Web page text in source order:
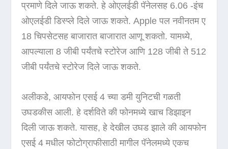
प्रमाणे दिले जाऊ शकते. हे ओएलईडी पॅनेलसह 6.06 -इंच
ओएलईडी डिस्प्ले दिले जाऊ शकते. Apple पल नवीनतम ए
18 चिपसेटसह बाजारात बाजारात आणू शकतो. यामध्ये,
आपल्याला 8 जीबी पर्यंतचे स्टोरेज आणि 128 जीबी ते 512
जीबी पर्यंतचे स्टोरेज दिले जाऊ शकते.
अलीकडे, आयफोन एसई 4 च्या डमी युनिटची गळती
उघडकीस आली. हे दर्शविते की फोनमध्ये खाच डिझाइन
दिली जाऊ शकते. यासह, हे देखील उघड झाले की आयफोन
एसई 4 मधील फोटोग्राफीसाठी मागील पॅनेलमध्ये एकच